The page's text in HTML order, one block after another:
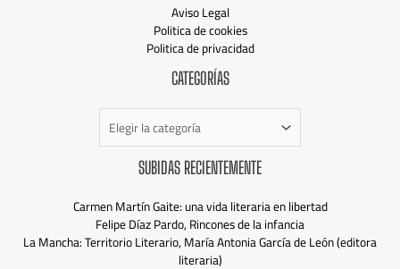
Aviso Legal
Politica de cookies
Politica de privacidad
CATEGORÍAS
SUBIDAS RECIENTEMENTE
Carmen Martín Gaite: una vida literaria en libertad
Felipe Díaz Pardo, Rincones de la infancia
La Mancha: Territorio Literario, María Antonia García de León (editora
literaria)